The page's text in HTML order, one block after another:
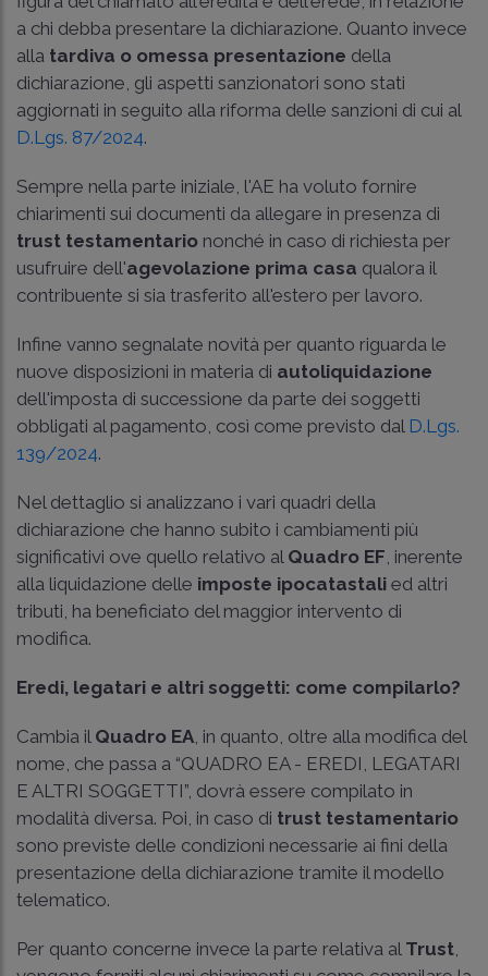
a chi debba presentare la dichiarazione. Quanto invece
alla tardiva o omessa presentazione della
dichiarazione, gli aspetti sanzionatori sono stati
aggiornati in seguito alla riforma delle sanzioni di cui al
D.Lgs. 87/2024.
Sempre nella parte iniziale, l'AE ha voluto fornire
chiarimenti sui documenti da allegare in presenza di
trust testamentario nonché in caso di richiesta per
usufruire dell'agevolazione prima casa qualora il
contribuente si sia trasferito all'estero per lavoro.
Infine vanno segnalate novità per quanto riguarda le
nuove disposizioni in materia di autoliquidazione
dell'imposta di successione da parte dei soggetti
obbligati al pagamento, così come previsto dal D.Lgs.
139/2024.
Nel dettaglio si analizzano i vari quadri della
dichiarazione che hanno subito i cambiamenti più
significativi ove quello relativo al Quadro EF , inerente
alla liquidazione delle imposte ipocatastali ed altri
tributi, ha beneficiato del maggior intervento di
modifica.
Eredi, legatari e altri soggetti: come compilarlo?
Cambia il Quadro EA , in quanto, oltre alla modifica del
nome, che passa a “QUADRO EA - EREDI, LEGATARI
E ALTRI SOGGETTI”, dovrà essere compilato in
modalità diversa. Poi, in caso di trust testamentario
sono previste delle condizioni necessarie ai fini della
presentazione della dichiarazione tramite il modello
telematico.
Per quanto concerne invece la parte relativa al Trust